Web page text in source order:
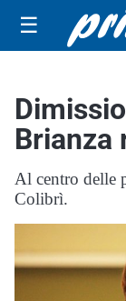
☰
Brianza
Al centro delle
Colibrì.